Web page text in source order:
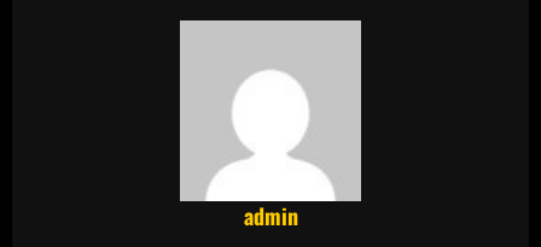
admin